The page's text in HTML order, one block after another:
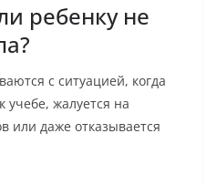
ребенку не
с ситуацией, когда
учебе, жалуется на
или даже отказывается